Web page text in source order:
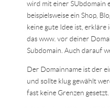
wird mit einer SUbdomain
beispielsweise ein Shop,
keine gute Idee ist, erkläre
das www. vor deiner
Subdomain. Auch darauf
Der Domainname ist der
und sollte klug gewählt
fast keine Grenzen gesetzt.